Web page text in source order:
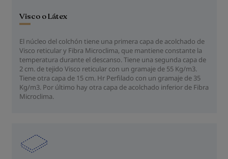
Visco o Látex
El núcleo del colchón tiene una primera capa de acolchado de
Visco reticular y Fibra Microclima, que mantiene constante la
temperatura durante el descanso. Tiene una segunda capa de
2 cm. de tejido Visco reticular con un gramaje de 55 Kg/m3.
Tiene otra capa de 15 cm. Hr Perfilado con un gramaje de 35
Kg/m3. Por último hay otra capa de acolchado inferior de Fibra
Microclima.